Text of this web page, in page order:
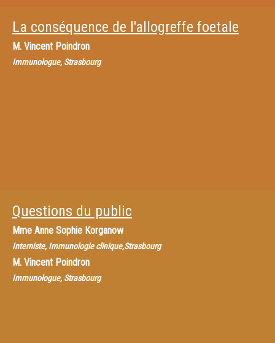
La conséquence de l'allogreffe foetale
M. Vincent Poindron
Immunologue, Strasbourg
Questions du public
Mme Anne Sophie Korganow
Interniste, Immunologie clinique,Strasbourg
M. Vincent Poindron
Immunologue, Strasbourg